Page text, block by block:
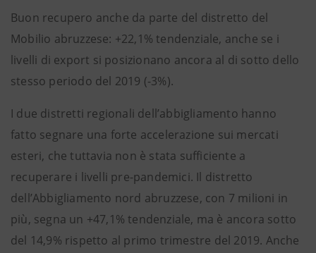
Buon recupero anche da parte del distretto del
Mobilio abruzzese: +22,1% tendenziale, anche se i
livelli di export si posizionano ancora al di sotto dello
stesso periodo del 2019 (-3%).
I due distretti regionali dell’abbigliamento hanno
fatto segnare una forte accelerazione sui mercati
esteri, che tuttavia non è stata sufficiente a
recuperare i livelli pre-pandemici. Il distretto
dell’Abbigliamento nord abruzzese, con 7 milioni in
più, segna un +47,1% tendenziale, ma è ancora sotto
del 14,9% rispetto al primo trimestre del 2019. Anche